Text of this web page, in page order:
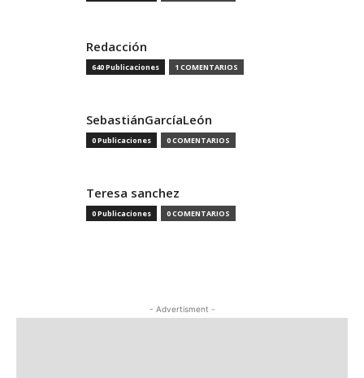
Redacción
640 Publicaciones 1 COMENTARIOS
SebastiánGarcíaLeón
0 Publicaciones 0 COMENTARIOS
Teresa sanchez
0 Publicaciones 0 COMENTARIOS
- Advertisment -